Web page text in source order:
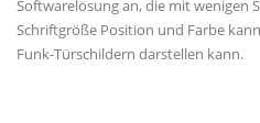
Softwarelösung an, die mit wenigen
Schriftgröße Position und Farbe
Funk-Türschildern darstellen kann.